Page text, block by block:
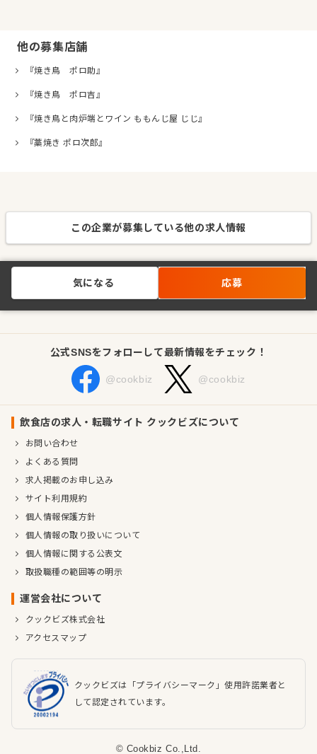
他の募集店舗
『焼き鳥 ポロ助』
『焼き鳥 ポロ吉』
『焼き鳥と肉炉端とワイン ももんじ屋 じじ』
『藁焼き ポロ次郎』
この企業が募集している他の求人情報
気になる 応募
公式SNSをフォローして最新情報をチェック！
@cookbiz @cookbiz
飲食店の求人・転職サイト クックビズについて
お問い合わせ
よくある質問
求人掲載のお申し込み
サイト利用規約
個人情報保護方針
個人情報の取り扱いについて
個人情報に関する公表文
取扱職種の範囲等の明示
運営会社について
クックビズ株式会社
アクセスマップ
クックビズは「プライバシーマーク」使用許諾業者と
して認定されています。
© Cookbiz Co.,Ltd.